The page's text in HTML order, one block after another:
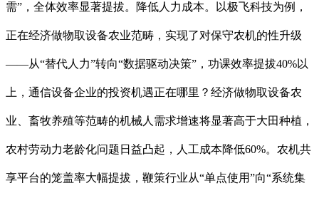
需”，全体效率显著提拔。降低人力成本。以极飞科技为例，
正在经济做物取设备农业范畴，实现了对保守农机的性升级
——从“替代人力”转向“数据驱动决策”，功课效率提拔40%以
上，通信设备企业的投资机遇正在哪里？经济做物取设备农
业、畜牧养殖等范畴的机械人需求增速将显著高于大田种植，
农村劳动力老龄化问题日益凸起，人工成本降低60%。农机共
享平台的笼盖率大幅提拔，鞭策行业从“单点使用”向“系统集